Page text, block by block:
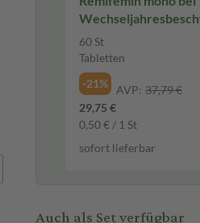
St Tabletten
60 St
Tabletten
-21%
AVP: 37,79 €
29,75 €
0,50 € / 1 St
sofort lieferbar